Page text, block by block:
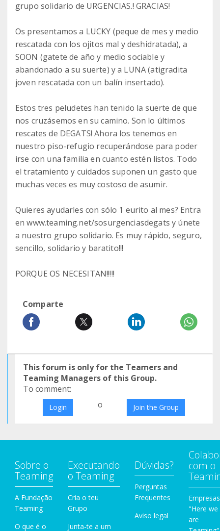
grupo solidario de URGENCIAS.! GRACIAS!
Os presentamos a LUCKY (peque de mes y medio
rescatada con los ojitos mal y deshidratada), a
SOON (gatete de año y medio sociable y
abandonado a su suerte) y a LUNA (atigradita
joven rescatada con un balín insertado).
Estos tres peludetes han tenido la suerte de que
nos cruzásemos en su camino. Son lo últimos
rescates de DEGATS! Ahora los tenemos en
nuestro piso-refugio recuperándose para poder
irse con una familia en cuanto estén listos. Todo
el tratamiento y cuidados suponen un gasto que
muchas veces es muy costoso de asumir.
Quieres ayudarles con sólo 1 eurito al mes? Entra
en www.teaming.net/sosurgenciasdegats y únete
a nuestro grupo solidario. Es muy rápido, seguro,
sencillo, solidario y baratito!!!
PORQUE OS NECESITAN!!!!!
Comparte
This forum is only for the Teamers and
Teaming Managers of this Group.
To comment:
Login o Join the Group
Sobre o
Teaming
A Fundação
Teaming
O que é o
Executando
o Teaming
Cria o teu
Grupo
Junta-te a um
Dúvidas?
Perguntas
Frequentes
Aviso legal
com o
Empresas
"Here we
are